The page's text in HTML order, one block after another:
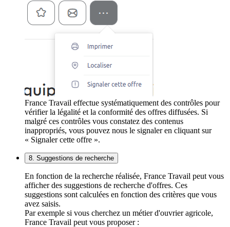
France Travail effectue systématiquement des contrôles pour
vérifier la légalité et la conformité des offres diffusées. Si
malgré ces contrôles vous constatez des contenus
inappropriés, vous pouvez nous le signaler en cliquant sur
« Signaler cette offre ».
8. Suggestions de recherche
En fonction de la recherche réalisée, France Travail peut vous
afficher des suggestions de recherche d'offres. Ces
suggestions sont calculées en fonction des critères que vous
avez saisis.
Par exemple si vous cherchez un métier d'ouvrier agricole,
France Travail peut vous proposer :